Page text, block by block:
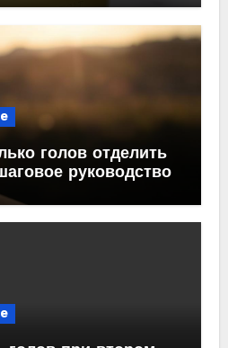
голов отделить
руководство